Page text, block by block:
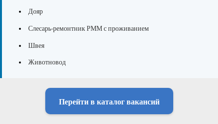
Дояр
Слесарь-ремонтник РММ с проживанием
Швея
Животновод
Перейти в каталог вакансий